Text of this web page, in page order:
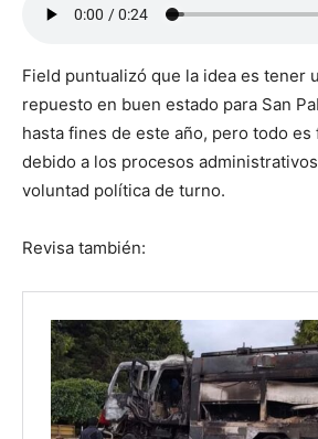
Field puntualizó que la idea es tener
repuesto en buen estado para San
hasta fines de este año, pero todo
debido a los procesos
voluntad política de turno.
Revisa también: